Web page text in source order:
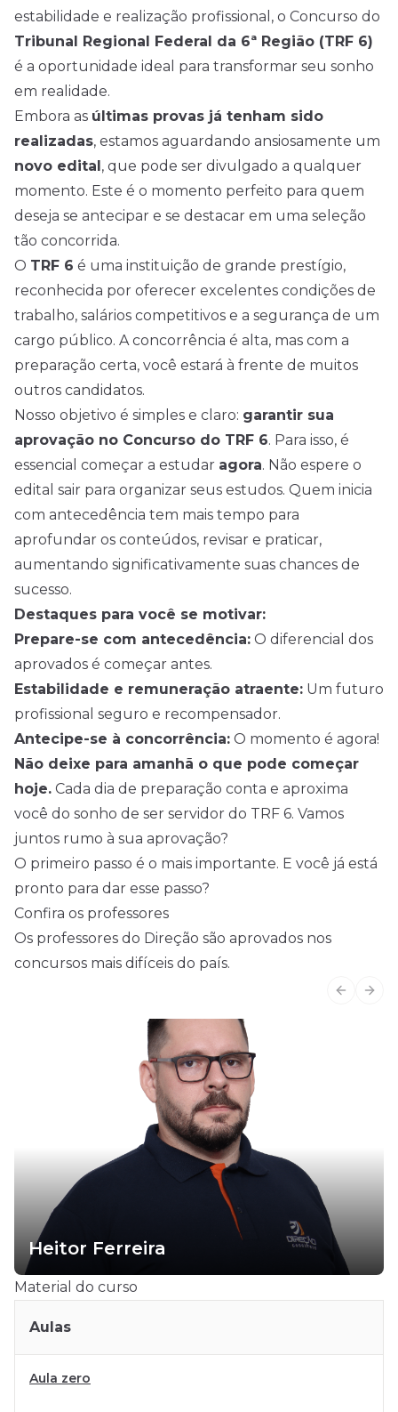
estabilidade e realização profissional, o Concurso do
Tribunal Regional Federal da 6ª Região (TRF 6)
é a oportunidade ideal para transformar seu sonho
em realidade.
Embora as últimas provas já tenham sido
realizadas, estamos aguardando ansiosamente um
novo edital, que pode ser divulgado a qualquer
momento. Este é o momento perfeito para quem
deseja se antecipar e se destacar em uma seleção
tão concorrida.
O TRF 6 é uma instituição de grande prestígio,
reconhecida por oferecer excelentes condições de
trabalho, salários competitivos e a segurança de um
cargo público. A concorrência é alta, mas com a
preparação certa, você estará à frente de muitos
outros candidatos.
Nosso objetivo é simples e claro: garantir sua
aprovação no Concurso do TRF 6. Para isso, é
essencial começar a estudar agora. Não espere o
edital sair para organizar seus estudos. Quem inicia
com antecedência tem mais tempo para
aprofundar os conteúdos, revisar e praticar,
aumentando significativamente suas chances de
sucesso.
Destaques para você se motivar:
Prepare-se com antecedência: O diferencial dos
aprovados é começar antes.
Estabilidade e remuneração atraente: Um futuro
profissional seguro e recompensador.
Antecipe-se à concorrência: O momento é agora!
Não deixe para amanhã o que pode começar
hoje. Cada dia de preparação conta e aproxima
você do sonho de ser servidor do TRF 6. Vamos
juntos rumo à sua aprovação?
O primeiro passo é o mais importante. E você já está
pronto para dar esse passo?
Confira os professores
Os professores do Direção são aprovados nos
concursos mais difíceis do país.
Heitor Ferreira
Material do curso
Aulas
Aula zero